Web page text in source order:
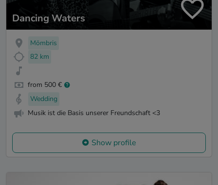
Dancing Waters
Mömbris
82 km
from 500 €
Wedding
Musik ist die Basis unserer Freundschaft <3
Show profile